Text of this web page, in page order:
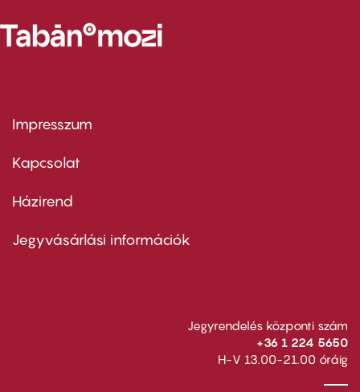
Footer
first
Impresszum
Kapcsolat
Footer
second
Házirend
Jegyvásárlási információk
Jegyrendelés központi szám
+36 1 224 5650
H-V 13.00-21.00 óráig